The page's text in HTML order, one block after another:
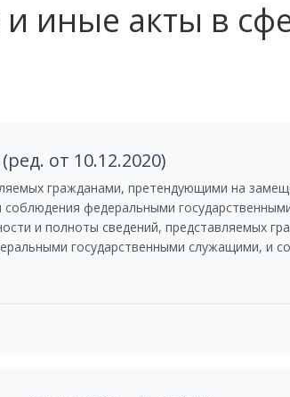
иные акты в
от 10.12.2020)
гражданами, претендующими на
федеральными
и полноты сведений, представляемых
государственными служащими, и